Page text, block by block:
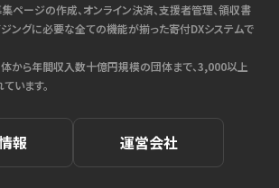
集ページの作成、オンライン決済、支援者管理、領収書
ジングに必要な全ての機能が揃った寄付DXシステムで
から年間収入数十億円規模の団体まで、3,000以上
います。
報 運営会社